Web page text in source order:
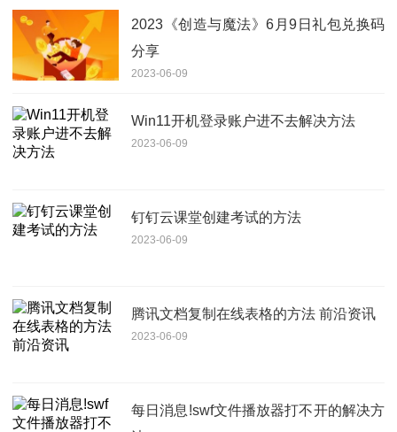
2023《创造与魔法》6月9日礼包兑换码
分享
2023-06-09
Win11开机登录账户进不去解决方法
2023-06-09
钉钉云课堂创建考试的方法
2023-06-09
腾讯文档复制在线表格的方法 前沿资讯
2023-06-09
每日消息!swf文件播放器打不开的解决方